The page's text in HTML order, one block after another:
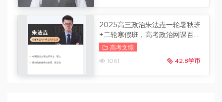
2025高三政治朱法垚一轮暑秋班
+二轮寒假班，高考政治网课百度
云 寒假班更新
高考文综
1061 42.8学币